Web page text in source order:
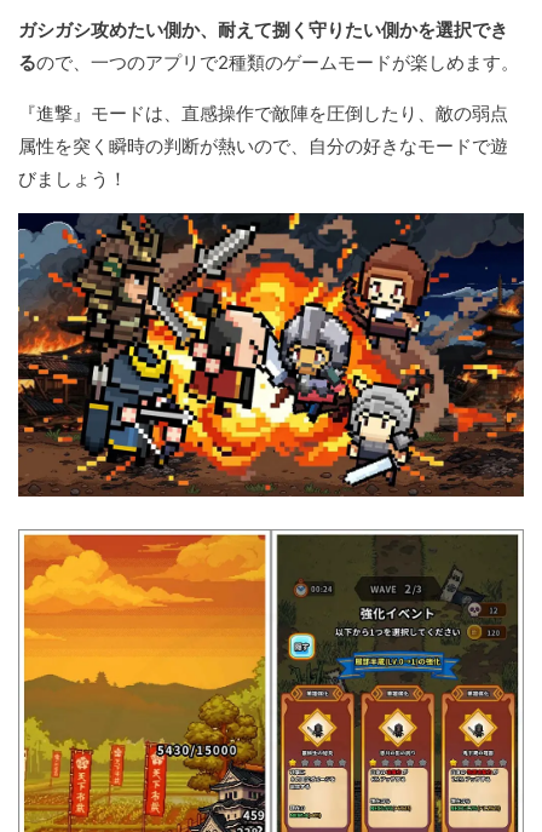
ガシガシ攻めたい側か、耐えて捌く守りたい側かを選択でき
るので、一つのアプリで2種類のゲームモードが楽しめます。
『進撃』モードは、直感操作で敵陣を圧倒したり、敵の弱点
属性を突く瞬時の判断が熱いので、自分の好きなモードで遊
びましょう！